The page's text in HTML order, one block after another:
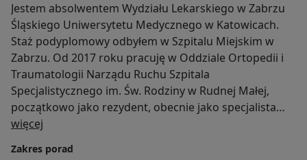
Jestem absolwentem Wydziału Lekarskiego w Zabrzu
Śląskiego Uniwersytetu Medycznego w Katowicach.
Staż podyplomowy odbyłem w Szpitalu Miejskim w
Zabrzu. Od 2017 roku pracuję w Oddziale Ortopedii i
Traumatologii Narządu Ruchu Szpitala
Specjalistycznego im. Św. Rodziny w Rudnej Małej,
początkowo jako rezydent, obecnie jako specjalista
ortopedii i traumatologii narządu ruchu.
umiejętności biorąc udział w licznych szkoleniach,
więcej
Zakres porad